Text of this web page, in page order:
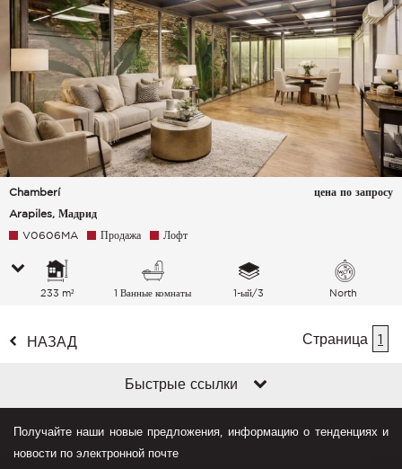
Chamberí
Arapiles, Мадрид
цена по запросу
V0606MA Продажа Лофт
233 m² 1 Ванные комнаты 1-ый/3 North
НАЗАД Страница 1
Быстрые ссылки
Получайте наши новые предложения, информацию о тенденциях и
новости по электронной почте